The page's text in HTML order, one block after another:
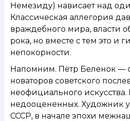
Немезиду) нависает над
Классическая аллегория
враждебного мира, власти
рока, но вместе с тем это и
непокорности.
Напомним. Пётр Беленок —
новаторов советского
неофициального
недооцененных. Художник
СССР, в начале эпохи